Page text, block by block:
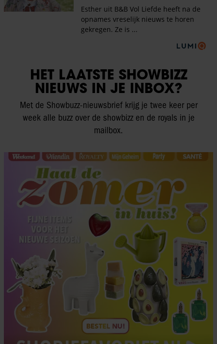
HET LAATSTE SHOWBIZZ
NIEUWS IN JE INBOX?
Met de Showbuzz-nieuwsbrief krijg je twee keer per
week alle buzz over de showbizz en de royals in je
mailbox.